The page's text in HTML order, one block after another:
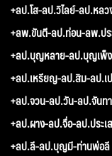
+ลป.โส-ลป.วิไลย์-ลป.หล
+ลพ.ขันตี-ลป.ท่อน-ลพ.ป
+ลป.บุญหลาย-ลป.บุญเพ็
+ลป.เหรียญ-ลป.สิม-ลป.เ
+ลป.จวน-ลป.วัน-ลป.จันท
+ลป.ผาง-ลป.จื่อ-ลป.ประเ
+ลป.ลี-ลป.บุญมี-ท่านพ่อลี